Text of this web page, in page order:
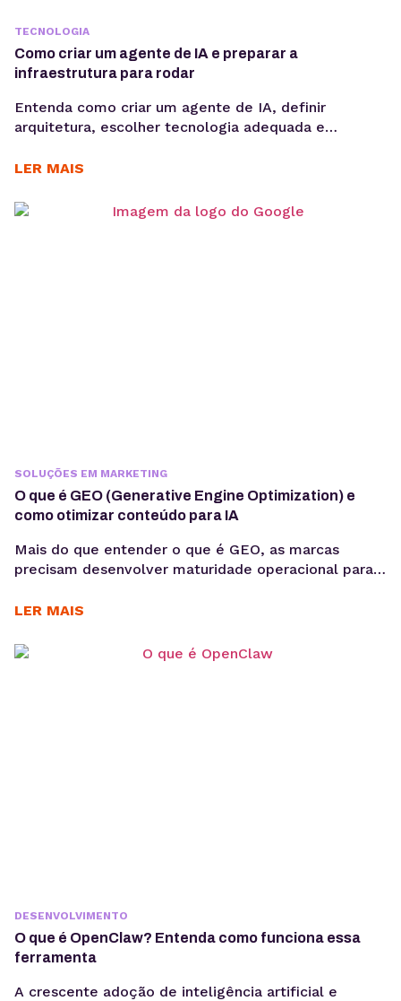
TECNOLOGIA
Como criar um agente de IA e preparar a
infraestrutura para rodar
Entenda como criar um agente de IA, definir
arquitetura, escolher tecnologia adequada e
considerando integrações, observabilidade, custos
vai além de escolher um modelo de linguagem ou
LER MAIS
SOLUÇÕES EM MARKETING
O que é GEO (Generative Engine Optimization) e
como otimizar conteúdo para IA
Mais do que entender o que é GEO, as marcas
precisam desenvolver maturidade operacional para
intenção, consistência temática e conteúdos
sem comprometer a experiência humana. A forma
LER MAIS
DESENVOLVIMENTO
O que é OpenClaw? Entenda como funciona essa
ferramenta
A crescente adoção de inteligência artificial e